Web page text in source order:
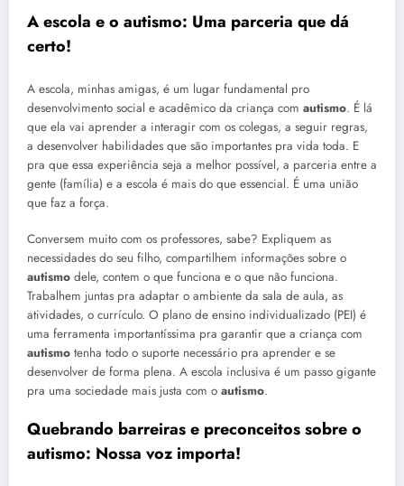
A escola e o autismo: Uma parceria que dá
certo!
A escola, minhas amigas, é um lugar fundamental pro
desenvolvimento social e acadêmico da criança com autismo. É lá
que ela vai aprender a interagir com os colegas, a seguir regras,
a desenvolver habilidades que são importantes pra vida toda. E
pra que essa experiência seja a melhor possível, a parceria entre a
gente (família) e a escola é mais do que essencial. É uma união
que faz a força.
Conversem muito com os professores, sabe? Expliquem as
necessidades do seu filho, compartilhem informações sobre o
autismo dele, contem o que funciona e o que não funciona.
Trabalhem juntas pra adaptar o ambiente da sala de aula, as
atividades, o currículo. O plano de ensino individualizado (PEI) é
uma ferramenta importantíssima pra garantir que a criança com
autismo tenha todo o suporte necessário pra aprender e se
desenvolver de forma plena. A escola inclusiva é um passo gigante
pra uma sociedade mais justa com o autismo.
Quebrando barreiras e preconceitos sobre o
autismo: Nossa voz importa!